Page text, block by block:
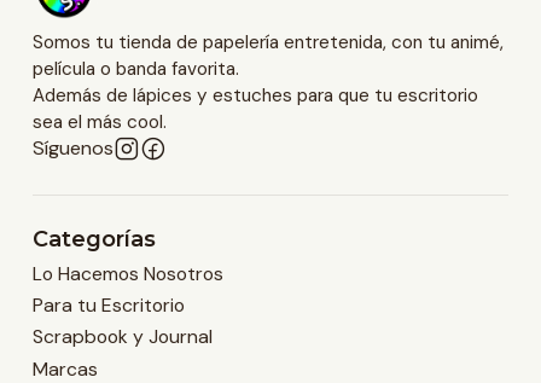
Somos tu tienda de papelería entretenida, con tu animé,
película o banda favorita.
Además de lápices y estuches para que tu escritorio
sea el más cool.
Síguenos
Categorías
Lo Hacemos Nosotros
Para tu Escritorio
Scrapbook y Journal
Marcas